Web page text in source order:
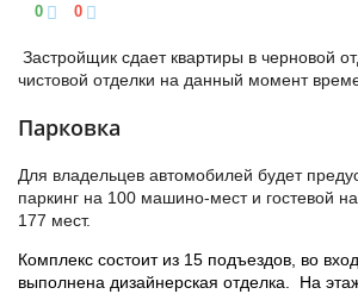
получасе езды находятся Павловск,
и площадь зеленых зон снижается с
комплексом пролегает КАД, который
0
0
Застройщик сдает квартиры в черновой
чистовой отделки на данный момент
Парковка
Для владельцев автомобилей будет
паркинг на 100 машино-мест и гостевой
177 мест.
Комплекс состоит из 15 подъездов, во
выполнена дизайнерская отделка.
На